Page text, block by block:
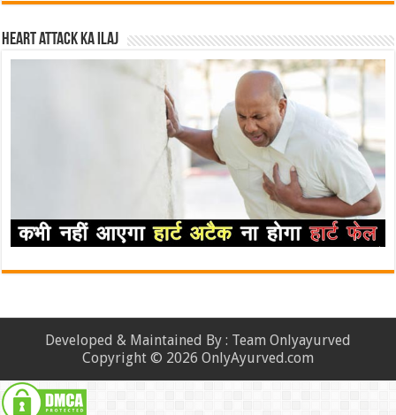
Heart attack ka ilaj
Developed & Maintained By : Team Onlyayurved
Copyright © 2026 OnlyAyurved.com